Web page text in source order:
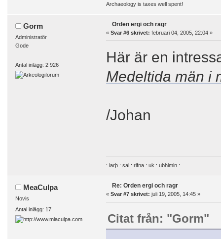
Archaeology is taxes well spent!
Gorm
Administratör
Gode
Antal inlägg: 2 926
Orden ergi och ragr
« Svar #6 skrivet: februari 04, 2005, 22:04 »
Här är en
Medeltida män i
/Johan
: iarþ : sal : rifna : uk : ubhimin :
MeaCulpa
Novis
Antal inlägg: 17
Re: Orden ergi och ragr
« Svar #7 skrivet: juli 19, 2005, 14:45 »
Citat från: "Gorm"